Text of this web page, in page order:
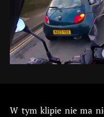
W tym klipie nie ma